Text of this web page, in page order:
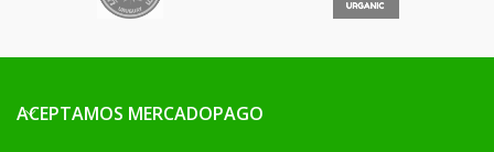
ACEPTAMOS MERCADOPAGO